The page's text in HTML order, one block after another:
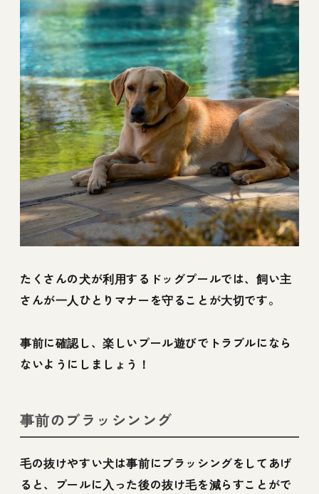
たくさんの犬が利用するドッグプールでは、飼い主
さんが一人ひとりマナーを守ることが大切です。
事前に確認し、楽しいプール遊びでトラブルになら
ないようにしましょう！
事前のブラッシンング
毛の抜けやすい犬は事前にブラッシングをしてあげ
ると、プールに入った後の抜け毛を減らすことがで